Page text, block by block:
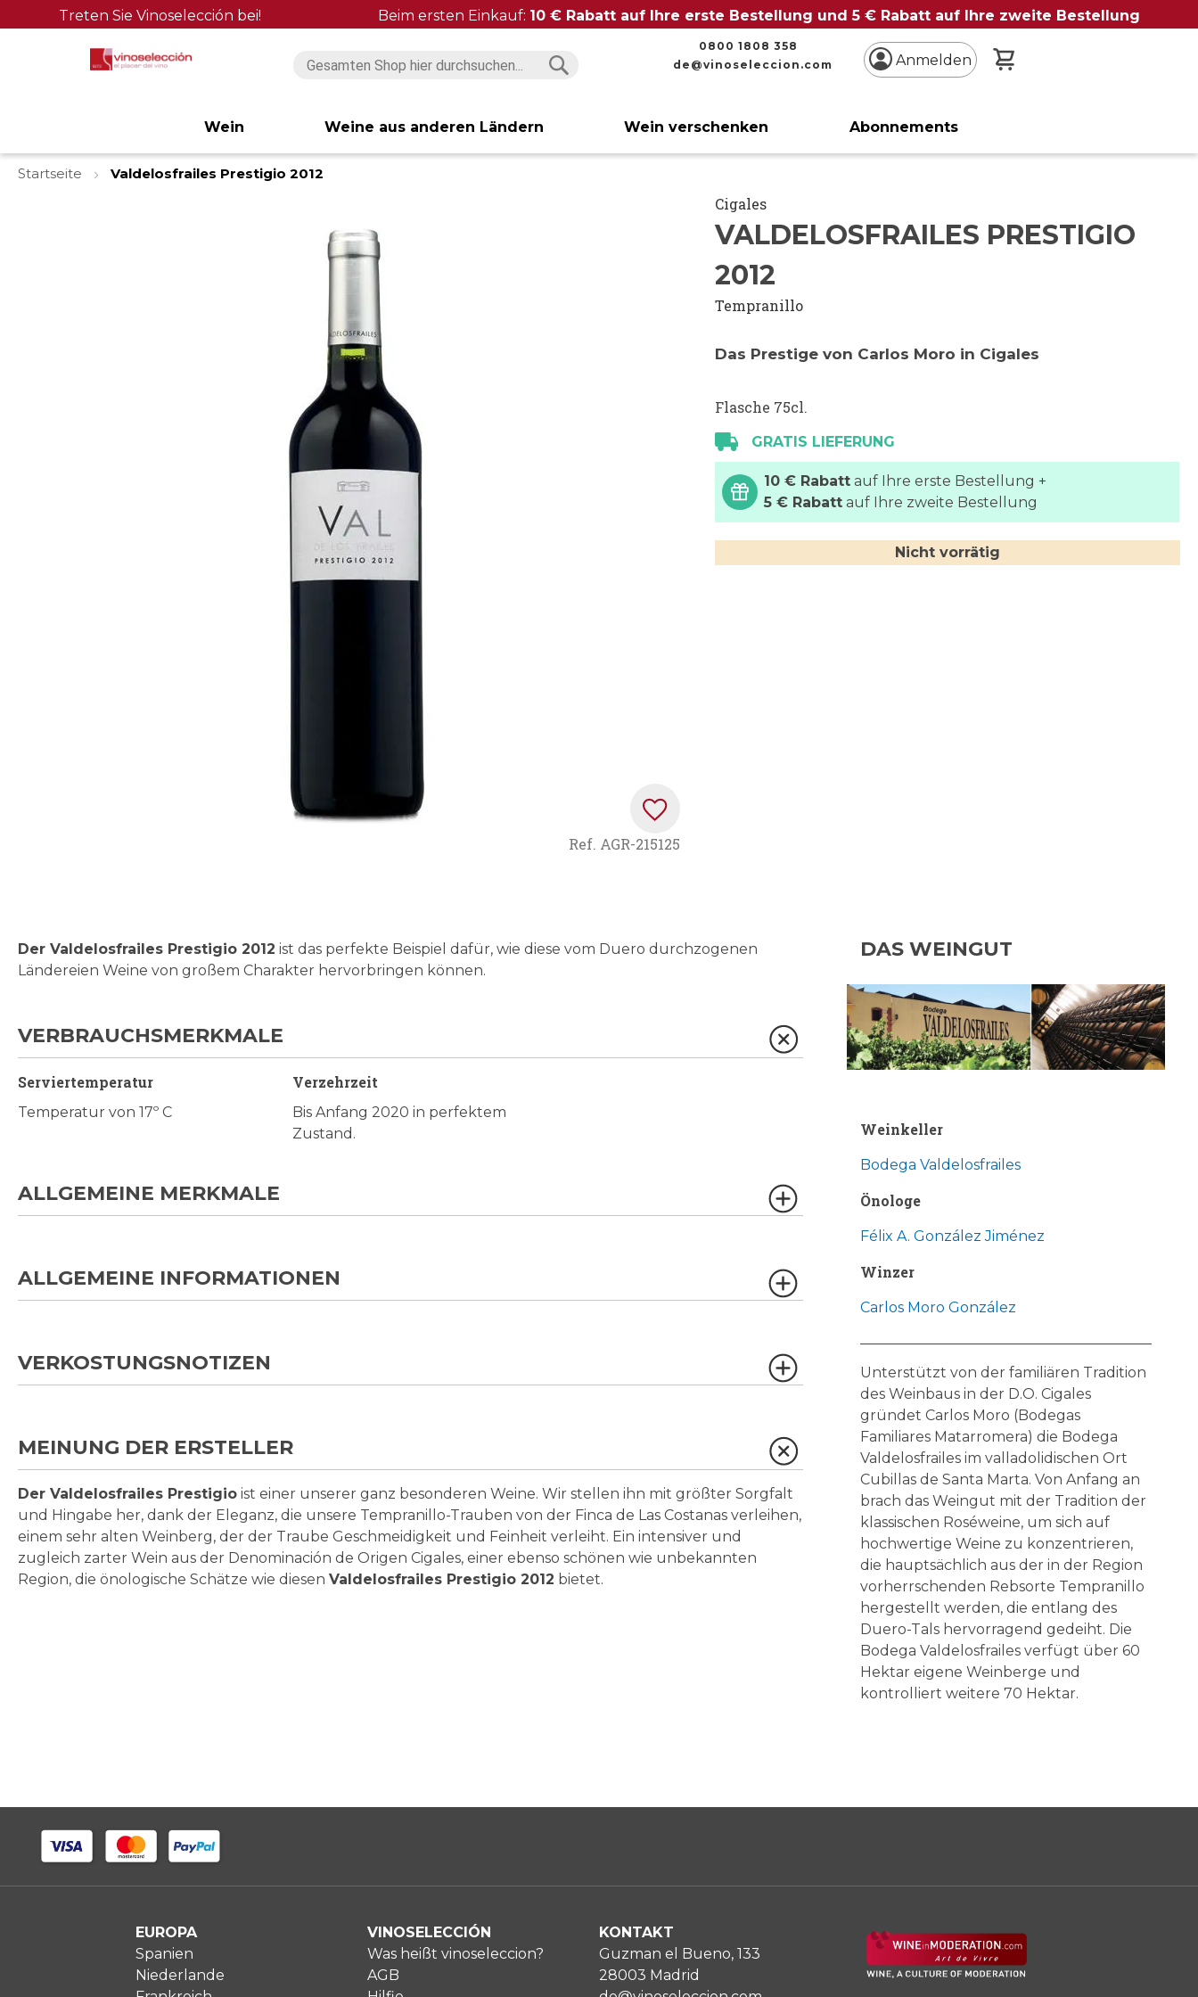
Treten Sie Vinoselección bei! Beim ersten Einkauf: 10 € Rabatt auf Ihre erste Bestellung und 5 € Rabatt auf Ihre zweite Bestellung
0800 1808 358
de@vinoseleccion.com
Anmelden
Wein Weine aus anderen Ländern Wein verschenken Abonnements
Startseite
Valdelosfrailes Prestigio 2012
springen
Ref. AGR-215125
Cigales
VALDELOSFRAILES PRESTIGIO
2012
Tempranillo
Das Prestige von Carlos Moro in Cigales
Flasche 75cl.
GRATIS LIEFERUNG
10 € Rabatt auf Ihre erste Bestellung +
5 € Rabatt auf Ihre zweite Bestellung
Nicht vorrätig
Der Valdelosfrailes Prestigio 2012 ist das perfekte Beispiel dafür, wie diese vom Duero durchzogenen
Ländereien Weine von großem Charakter hervorbringen können.
VERBRAUCHSMERKMALE
Serviertemperatur
Temperatur von 17º C
Verzehrzeit
Bis Anfang 2020 in perfektem
Zustand.
ALLGEMEINE MERKMALE
ALLGEMEINE INFORMATIONEN
VERKOSTUNGSNOTIZEN
MEINUNG DER ERSTELLER
Der Valdelosfrailes Prestigio ist einer unserer ganz besonderen Weine. Wir stellen ihn mit größter Sorgfalt
und Hingabe her, dank der Eleganz, die unsere Tempranillo-Trauben von der Finca de Las Costanas verleihen,
einem sehr alten Weinberg, der der Traube Geschmeidigkeit und Feinheit verleiht. Ein intensiver und
zugleich zarter Wein aus der Denominación de Origen Cigales, einer ebenso schönen wie unbekannten
Region, die önologische Schätze wie diesen Valdelosfrailes Prestigio 2012 bietet.
DAS WEINGUT
Weinkeller
Bodega Valdelosfrailes
Önologe
Félix A. González Jiménez
Winzer
Carlos Moro González
Unterstützt von der familiären Tradition
des Weinbaus in der D.O. Cigales
gründet Carlos Moro (Bodegas
Familiares Matarromera) die Bodega
Valdelosfrailes im valladolidischen Ort
Cubillas de Santa Marta. Von Anfang an
brach das Weingut mit der Tradition der
klassischen Roséweine, um sich auf
hochwertige Weine zu konzentrieren,
die hauptsächlich aus der in der Region
vorherrschenden Rebsorte Tempranillo
hergestellt werden, die entlang des
Duero-Tals hervorragend gedeiht. Die
Bodega Valdelosfrailes verfügt über 60
Hektar eigene Weinberge und
kontrolliert weitere 70 Hektar.
EUROPA
Spanien
Niederlande
VINOSELECCIÓN
Was heißt vinoseleccion?
AGB
KONTAKT
Guzman el Bueno, 133
28003 Madrid